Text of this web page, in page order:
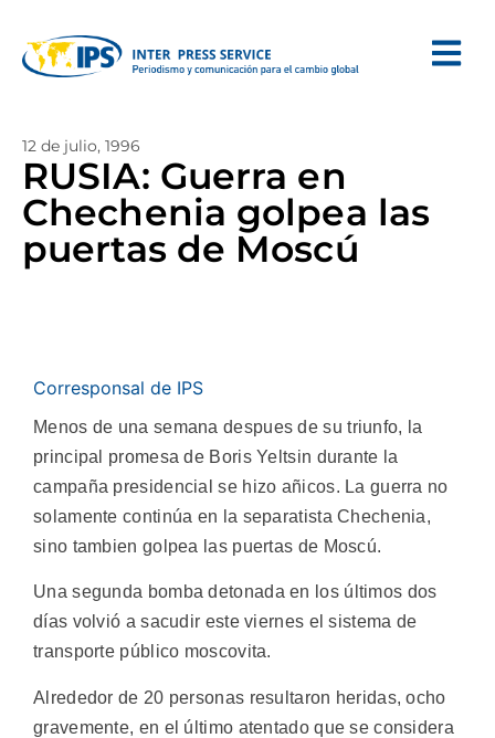
12 de julio, 1996
RUSIA: Guerra en
Chechenia golpea las
puertas de Moscú
Corresponsal de IPS
Menos de una semana despues de su triunfo, la
principal promesa de Boris Yeltsin durante la
campaña presidencial se hizo añicos. La guerra no
solamente continúa en la separatista Chechenia,
sino tambien golpea las puertas de Moscú.
Una segunda bomba detonada en los últimos dos
días volvió a sacudir este viernes el sistema de
transporte público moscovita.
Alrededor de 20 personas resultaron heridas, ocho
gravemente, en el último atentado que se considera